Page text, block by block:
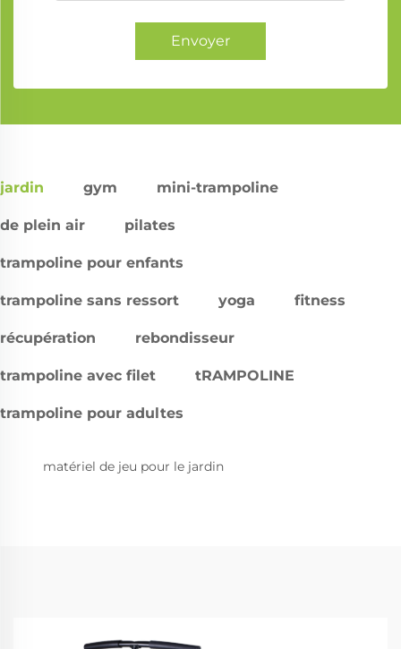
Envoyer
jardin gym mini-trampoline
de plein air pilates
trampoline pour enfants
trampoline sans ressort yoga fitness
récupération rebondisseur
trampoline avec filet tRAMPOLINE
trampoline pour adultes
matériel de jeu pour le jardin